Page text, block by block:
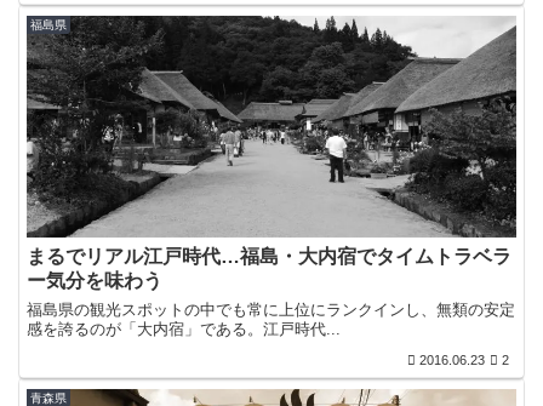
福島県
まるでリアル江戸時代…福島・大内宿でタイムトラベラ
ー気分を味わう
福島県の観光スポットの中でも常に上位にランクインし、無類の安定
感を誇るのが「大内宿」である。江戸時代...
2016.06.23 2
青森県